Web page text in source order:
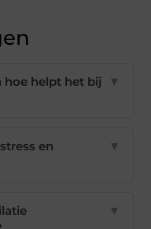
hoe helpt het bij
▼
en
▼
▼